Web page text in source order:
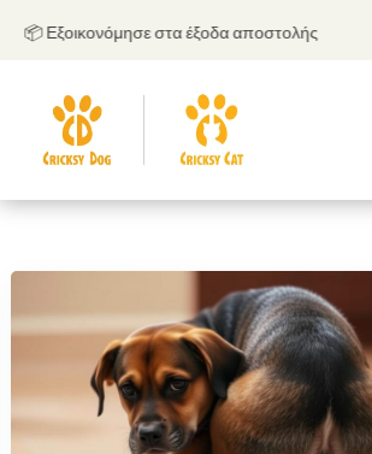
Εξοικονόμησε στα έξοδα αποστολής